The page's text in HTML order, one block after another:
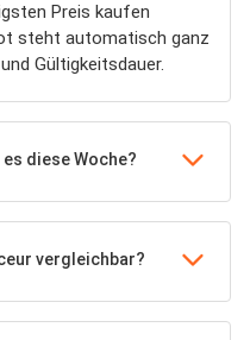
Preis kaufen
steht automatisch ganz
Gültigkeitsdauer.
diese Woche?
vergleichbar?